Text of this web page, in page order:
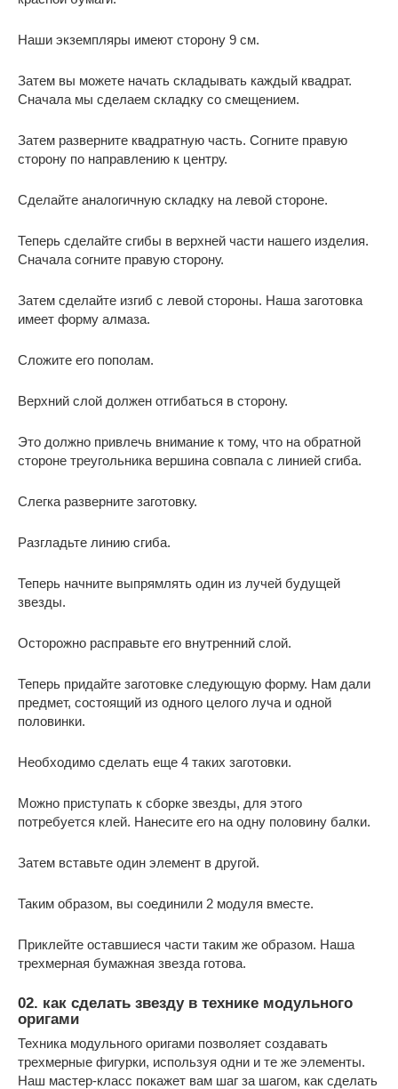
Наши экземпляры имеют сторону 9 см.
Затем вы можете начать складывать каждый квадрат.
Сначала мы сделаем складку со смещением.
Затем разверните квадратную часть. Согните правую
сторону по направлению к центру.
Сделайте аналогичную складку на левой стороне.
Теперь сделайте сгибы в верхней части нашего изделия.
Сначала согните правую сторону.
Затем сделайте изгиб с левой стороны. Наша заготовка
имеет форму алмаза.
Сложите его пополам.
Верхний слой должен отгибаться в сторону.
Это должно привлечь внимание к тому, что на обратной
стороне треугольника вершина совпала с линией сгиба.
Слегка разверните заготовку.
Разгладьте линию сгиба.
Теперь начните выпрямлять один из лучей будущей
звезды.
Осторожно расправьте его внутренний слой.
Теперь придайте заготовке следующую форму. Нам дали
предмет, состоящий из одного целого луча и одной
половинки.
Необходимо сделать еще 4 таких заготовки.
Можно приступать к сборке звезды, для этого
потребуется клей. Нанесите его на одну половину балки.
Затем вставьте один элемент в другой.
Таким образом, вы соединили 2 модуля вместе.
Приклейте оставшиеся части таким же образом. Наша
трехмерная бумажная звезда готова.
02. как сделать звезду в технике модульного
оригами
Техника модульного оригами позволяет создавать
трехмерные фигурки, используя одни и те же элементы.
Наш мастер-класс покажет вам шаг за шагом, как сделать